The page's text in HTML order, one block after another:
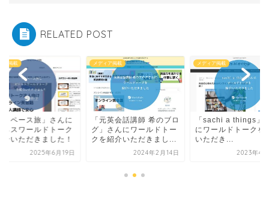
RELATED POST
ア掲載
イペース旅」さんに
ネスワールドトーク
介いただきました！
2025年6月19日
メディア掲載
「元英会話講師 希のブロ
グ」さんにワールドトー
クを紹介いただきまし...
2024年2月14日
メディア掲載
「sachi a things」
にワールドトークを
いただき...
2023年4